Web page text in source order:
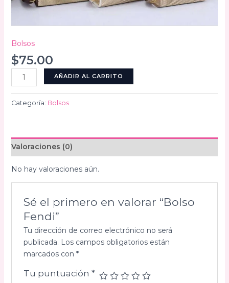
Bolsos
$75.00
Bolso
Fendi
cantidad
AÑADIR AL CARRITO
Categoría: Bolsos
Valoraciones (0)
No hay valoraciones aún.
Sé el primero en valorar “Bolso
Fendi”
Tu dirección de correo electrónico no será
publicada. Los campos obligatorios están
marcados con *
Tu puntuación *